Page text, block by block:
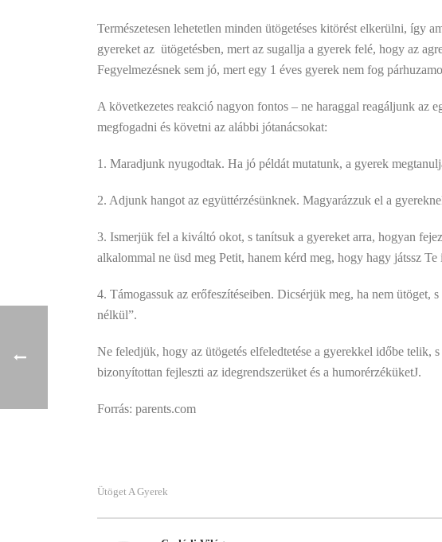
Természetesen lehetetlen minden ütögetéses kitörést elkerülni, így
gyereket az ütögetésben, mert az sugallja a gyerek felé, hogy az
Fegyelmezésnek sem jó, mert egy 1 éves gyerek nem fog
A következetes reakció nagyon fontos – ne haraggal reagáljunk
megfogadni és követni az alábbi jótanácsokat:
1. Maradjunk nyugodtak. Ha jó példát mutatunk, a gyerek
2. Adjunk hangot az együttérzésünknek. Magyarázzuk el a
3. Ismerjük fel a kiváltó okot, s tanítsuk a gyereket arra, hogyan
alkalommal ne üsd meg Petit, hanem kérd meg, hogy hagy játssz Te
4. Támogassuk az erőfeszítéseiben. Dicsérjük meg, ha nem ütöget,
nélkül”.
Ne feledjük, hogy az ütögetés elfeledtetése a gyerekkel időbe telik,
bizonyítottan fejleszti az idegrendszerüket és a humorérzéküketJ.
Forrás: parents.com
Ütöget A Gyerek